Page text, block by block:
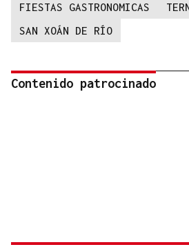
FIESTAS GASTRONOMICAS
SAN XOÁN DE RÍO
Contenido patrocinado